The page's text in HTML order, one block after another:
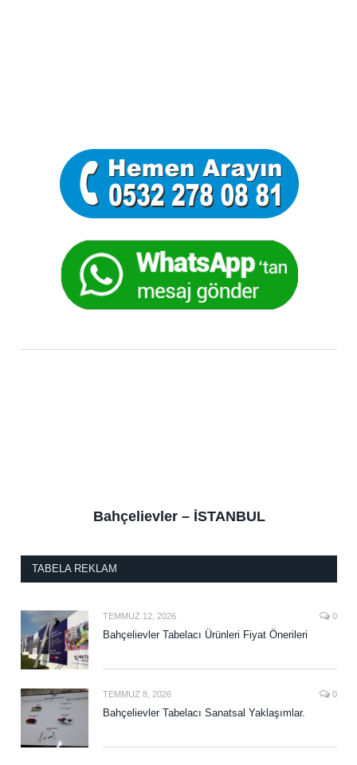
Bahçelievler – İSTANBUL
TABELA REKLAM
TEMMUZ 12, 2026 0
Bahçelievler Tabelacı Ürünleri Fiyat Önerileri
TEMMUZ 8, 2026 0
Bahçelievler Tabelacı Sanatsal Yaklaşımlar.